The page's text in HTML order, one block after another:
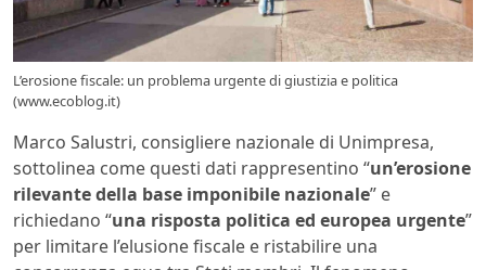
L’erosione fiscale: un problema urgente di giustizia e politica
(www.ecoblog.it)
Marco Salustri, consigliere nazionale di Unimpresa,
sottolinea come questi dati rappresentino “un’erosione
rilevante della base imponibile nazionale” e
richiedano “una risposta politica ed europea urgente”
per limitare l’elusione fiscale e ristabilire una